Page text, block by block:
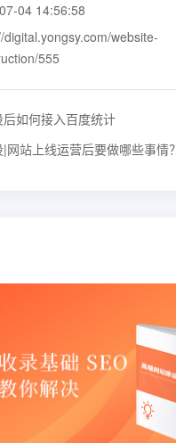
04 14:56:58
digital.yongsy.com/website-
555
后如何接入百度统计
网站上线运营后要做哪些事情？